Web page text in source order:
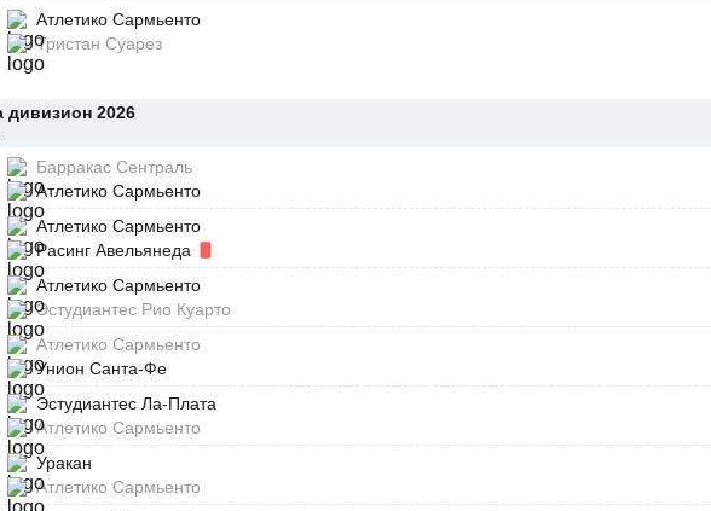
Атлетико Сармьенто
Тристан Суарез
дивизион 2026
Барракас Сентраль
Атлетико Сармьенто
Атлетико Сармьенто
Расинг Авельянеда
Атлетико Сармьенто
Эстудиантес Рио Куарто
Атлетико Сармьенто
Унион Санта-Фе
Эстудиантес Ла-Плата
Атлетико Сармьенто
Уракан
Атлетико Сармьенто